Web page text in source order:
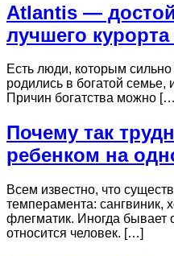
Atlantis —
лучшего
Есть люди, которым
родились в богатой семье,
Причин богатства можно
Почему так
ребенком на
Всем известно, что
темперамента: сангвиник,
флегматик. Иногда бывает
относится человек. […]